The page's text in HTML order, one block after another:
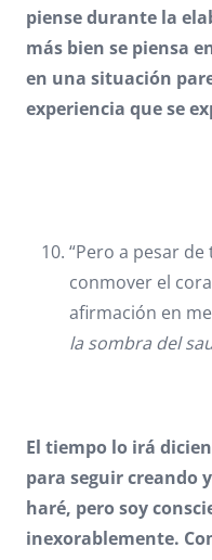
piense durante la
más bien se piensa
en una situación
experiencia que se
“Pero a pesar
conmover el
afirmación en
la sombra del
El tiempo lo irá
para seguir creando
haré, pero soy
inexorablemente.